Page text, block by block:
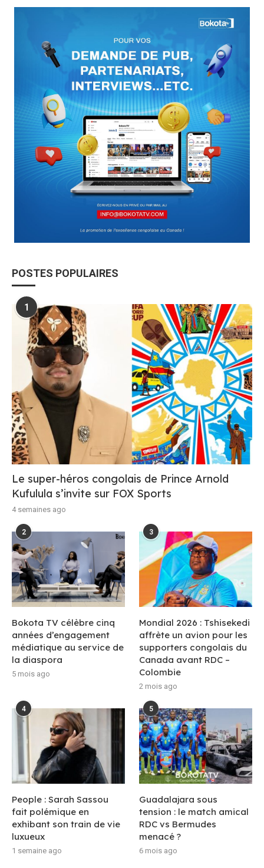
POSTES POPULAIRES
1
Le super-héros congolais de Prince Arnold
Kufulula s’invite sur FOX Sports
4 semaines ago
2
Bokota TV célèbre cinq
années d’engagement
médiatique au service de
la diaspora
5 mois ago
3
Mondial 2026 : Tshisekedi
affrète un avion pour les
supporters congolais du
Canada avant RDC –
Colombie
2 mois ago
4
People : Sarah Sassou
fait polémique en
exhibant son train de vie
luxueux
1 semaine ago
5
Guadalajara sous
tension : le match amical
RDC vs Bermudes
menacé ?
6 mois ago